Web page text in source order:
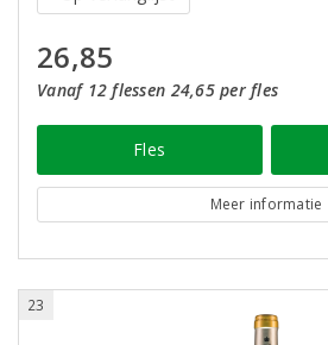
26,85
Vanaf 12 flessen 24,65 per fles
Fles
Meer informatie
23